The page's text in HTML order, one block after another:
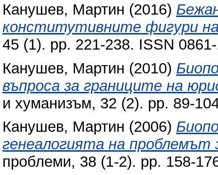
Канушев, Мартин (2016)
конститутивните фигури
45 (1). pp. 221-238. ISSN
Канушев, Мартин (2010)
въпроса за границите на
и хуманизъм, 32 (2). pp. 89-
Канушев, Мартин (2006)
генеалогията на проблемът
проблеми, 38 (1-2). pp. 158-